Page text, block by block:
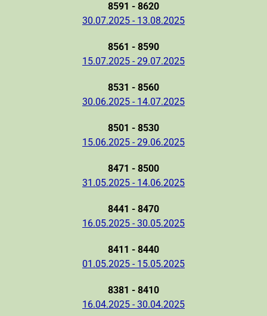
8591 - 8620
30.07.2025 - 13.08.2025
8561 - 8590
15.07.2025 - 29.07.2025
8531 - 8560
30.06.2025 - 14.07.2025
8501 - 8530
15.06.2025 - 29.06.2025
8471 - 8500
31.05.2025 - 14.06.2025
8441 - 8470
16.05.2025 - 30.05.2025
8411 - 8440
01.05.2025 - 15.05.2025
8381 - 8410
16.04.2025 - 30.04.2025